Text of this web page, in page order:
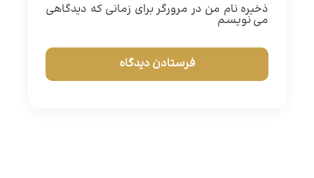
ذخیره نام من در مرورگر برای زمانی که دیدگاهی
می نویسم